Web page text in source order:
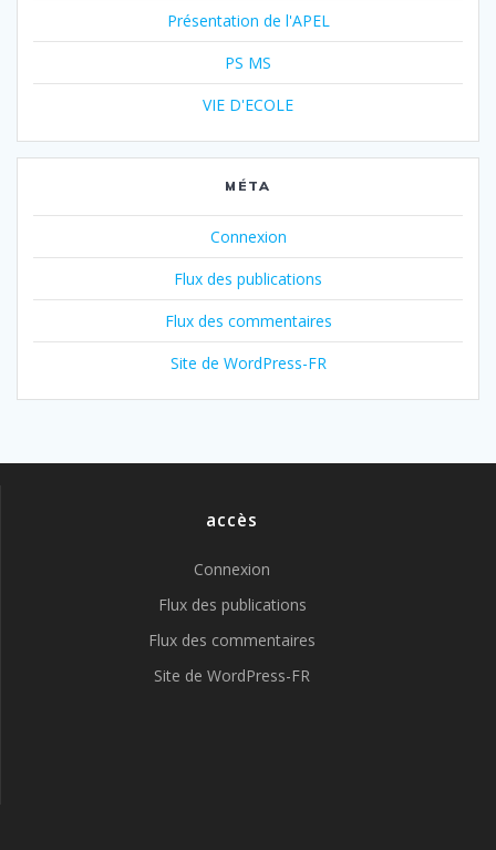
Présentation de l'APEL
PS MS
VIE D'ECOLE
MÉTA
Connexion
Flux des publications
Flux des commentaires
Site de WordPress-FR
accès
Connexion
Flux des publications
Flux des commentaires
Site de WordPress-FR